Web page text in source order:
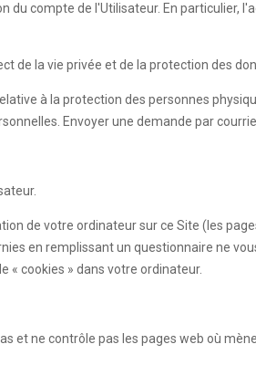
compte de l'Utilisateur. En particulier,
de la vie privée et de la protection des
à la protection des personnes
Envoyer une demande par
de votre ordinateur sur ce Site (les
en remplissant un questionnaire ne
« cookies » dans votre ordinateur.
et ne contrôle pas les pages web où